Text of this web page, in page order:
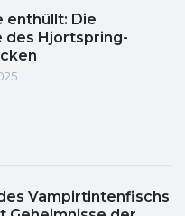
enthüllt: Die
des Hjortspring-
Vampirtintenfischs